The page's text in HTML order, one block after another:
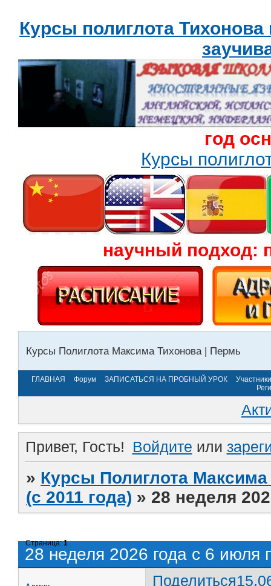
Курсы полиглота
год
Курсы
научный подход:
Курсы Полиглота Максима Тихонова | Пермь
ГЛАВНАЯ Форум ЗАПИСАТЬСЯ НА ПРОБНЫЙ УРОК
Участники
Привет, Гость! Войдите или
» Курсы Полиглота
(с 2011 года) » 28 неделя
28 неделя 2026 года с 6 июля
Страница:1
Поделиться